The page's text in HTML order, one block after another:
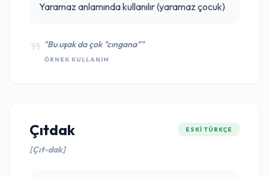
Yaramaz anlamında kullanılır (yaramaz çocuk)
"Bu uşak da çok "cıngana""
ÖRNEK KULLANIM
Çıtdak
[Çıt-dak]
ESKI TÜRKÇE